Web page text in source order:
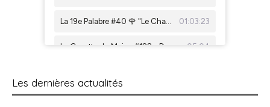
Les dernières actualités